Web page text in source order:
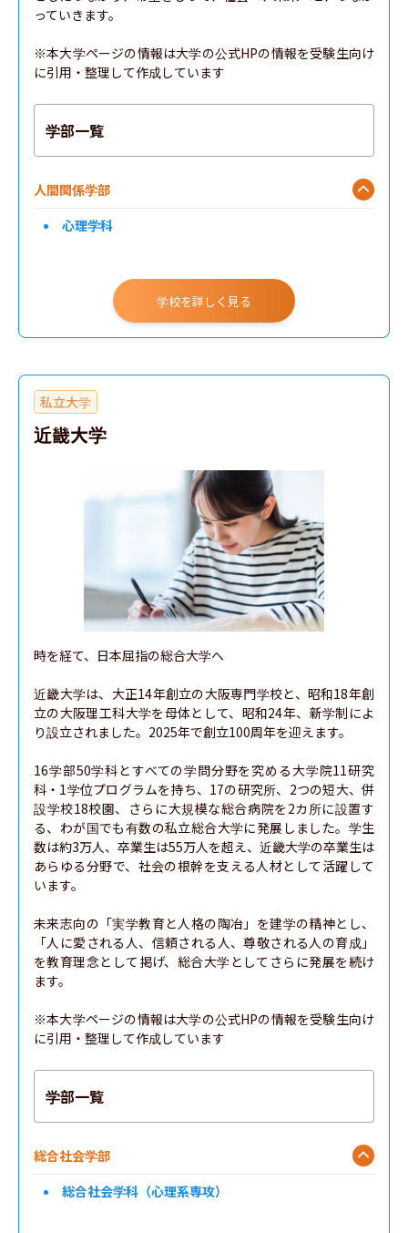
っていきます。
※本大学ページの情報は大学の公式HPの情報を受験生向け
に引用・整理して作成しています
学部一覧
人間関係学部
心理学科
学校を詳しく見る
私立大学
近畿大学
時を経て、日本屈指の総合大学へ
近畿大学は、大正14年創立の大阪専門学校と、昭和18年創
立の大阪理工科大学を母体として、昭和24年、新学制によ
り設立されました。2025年で創立100周年を迎えます。
16学部50学科とすべての学問分野を究める大学院11研究
科・1学位プログラムを持ち、17の研究所、2つの短大、併
設学校18校園、さらに大規模な総合病院を2カ所に設置す
る、わが国でも有数の私立総合大学に発展しました。学生
数は約3万人、卒業生は55万人を超え、近畿大学の卒業生は
あらゆる分野で、社会の根幹を支える人材として活躍して
います。
未来志向の「実学教育と人格の陶冶」を建学の精神とし、
「人に愛される人、信頼される人、尊敬される人の育成」
を教育理念として掲げ、総合大学としてさらに発展を続け
ます。
※本大学ページの情報は大学の公式HPの情報を受験生向け
に引用・整理して作成しています
学部一覧
総合社会学部
総合社会学科（心理系専攻）